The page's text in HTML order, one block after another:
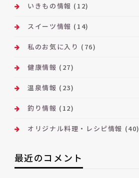
いきもの情報 (12)
スイーツ情報 (14)
私のお気に入り (76)
健康情報 (27)
温泉情報 (23)
釣り情報 (12)
オリジナル料理・レシピ情報 (40)
最近のコメント